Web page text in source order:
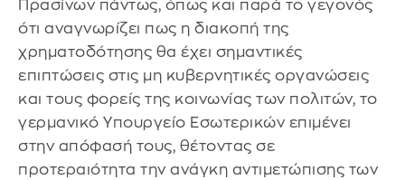
Πρασίνων πάντως, όπως και παρά το γεγονός
ότι αναγνωρίζει πως η διακοπή της
χρηματοδότησης θα έχει σημαντικές
επιπτώσεις στις μη κυβερνητικές οργανώσεις
και τους φορείς της κοινωνίας των πολιτών, το
γερμανικό Υπουργείο Εσωτερικών επιμένει
στην απόφασή τους, θέτοντας σε
προτεραιότητα την ανάγκη αντιμετώπισης των